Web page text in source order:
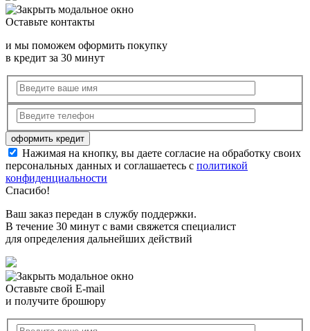
Оставьте контакты
и мы поможем оформить покупку
в кредит за 30 минут
Нажимая на кнопку, вы даете согласие на обработку своих
персональных данных и соглашаетесь с политикой
конфиденциальности
Спасибо!
Ваш заказ передан в службу поддержки.
В течение 30 минут с вами свяжется специалист
для определения дальнейших действий
Оставьте свой E-mail
и получите брошюру